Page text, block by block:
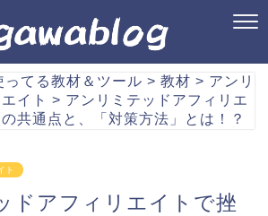
ってる教材＆ツール > 教材 > アンリ
イト > アンリミテッドアフィリエ
共通点と、「対策方法」とは！？
ト
ドアフィリエイトで挫